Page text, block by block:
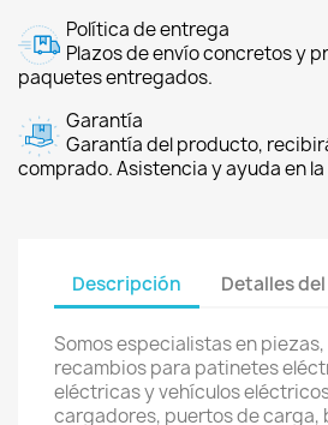
Política de entrega
Plazos de envío concretos y
paquetes entregados.
Garantía
Garantía del producto,
comprado. Asistencia y ayuda en
Descripción Detalles
Somos especialistas en
recambios para patinetes
eléctricas y vehículos
cargadores, puertos de carga,